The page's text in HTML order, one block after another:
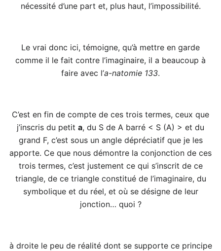
nécessité d’une part et, plus haut, l’impossibilité.
Le vrai donc ici, témoigne, qu’à mettre en garde
comme il le fait contre l’imaginaire, il a beaucoup à
faire avec l’a-natomie 133.
C’est en fin de compte de ces trois termes, ceux que
j’inscris du petit a, du S de A barré < S (A) > et du
grand F, c’est sous un angle dépréciatif que je les
apporte. Ce que nous démontre la conjonction de ces
trois termes, c’est justement ce qui s’inscrit de ce
triangle, de ce triangle constitué de l’imaginaire, du
symbolique et du réel, et où se désigne de leur
jonction… quoi ?
à droite le peu de réalité dont se supporte ce principe